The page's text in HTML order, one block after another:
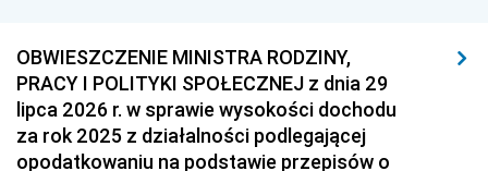
OBWIESZCZENIE MINISTRA RODZINY,
PRACY I POLITYKI SPOŁECZNEJ z dnia 29
lipca 2026 r. w sprawie wysokości dochodu
za rok 2025 z działalności podlegającej
opodatkowaniu na podstawie przepisów o